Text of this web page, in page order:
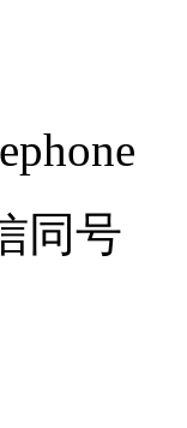
同号